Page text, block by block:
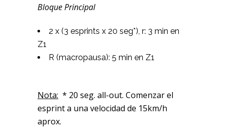
Bloque Principal
2 x (3 esprints x 20 seg*), r: 3 min en
Z1
R (macropausa): 5 min en Z1
Nota: * 20 seg. all-out. Comenzar el
esprint a una velocidad de 15km/h
aprox.